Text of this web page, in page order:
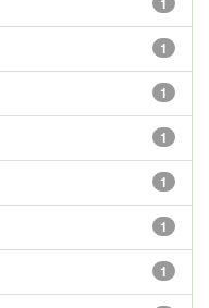
1
1
1
1
1
1